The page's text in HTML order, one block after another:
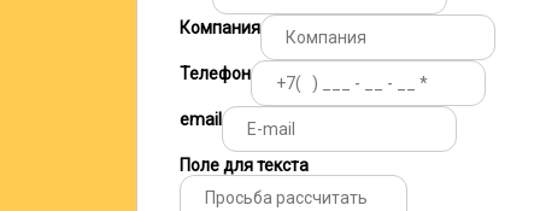
Компания
Телефон
email
Поле для текста